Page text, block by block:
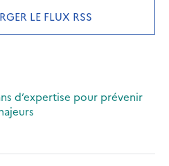
tab)
tab)
LE FLUX RSS(OPENS
d’expertise pour prévenir